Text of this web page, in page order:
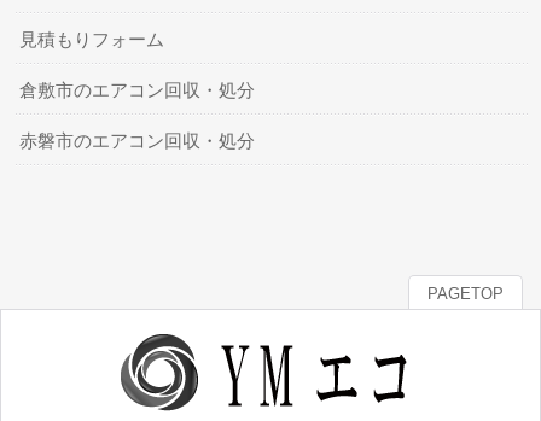
見積もりフォーム
倉敷市のエアコン回収・処分
赤磐市のエアコン回収・処分
PAGETOP